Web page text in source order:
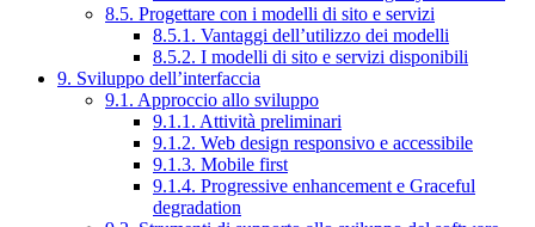
8.5. Progettare con i modelli di sito e servizi
8.5.1. Vantaggi dell’utilizzo dei modelli
8.5.2. I modelli di sito e servizi disponibili
9. Sviluppo dell’interfaccia
9.1. Approccio allo sviluppo
9.1.1. Attività preliminari
9.1.2. Web design responsivo e accessibile
9.1.3. Mobile first
9.1.4. Progressive enhancement e Graceful
degradation